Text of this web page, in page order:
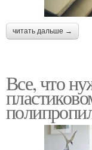
читать дальше →
Все, что